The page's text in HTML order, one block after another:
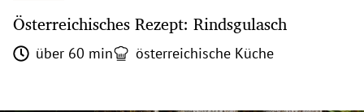
Österreichisches Rezept: Rindsgulasch
über 60 min österreichische Küche